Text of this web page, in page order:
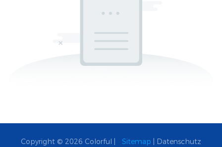
Copyright © 2026 Colorful | Sitemap
Datenschutz